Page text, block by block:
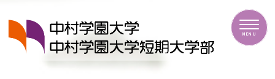
中村学園大学・中村学園大学短期大学部
MENU